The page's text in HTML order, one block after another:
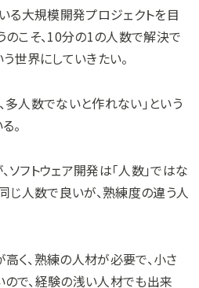
る大規模開発プロジェクトを目
のこそ、10分の1の人数で解決で
世界にしていきたい。
多人数でないと作れない」という
。
フトウェア開発は「人数」ではな
じ人数で良いが、熟練度の違う人
く、熟練の人材が必要で、小さ
で、経験の浅い人材でも出来